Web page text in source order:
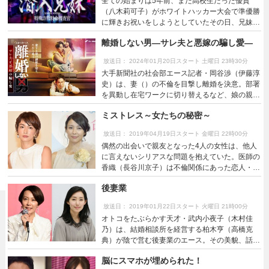
同盟」を結成。それぞれの夫への“交換復讐”を誓
うのだった。＜公式サイトより＞
（山口祥行）ら日本最大の任侠団体「侠和会」の
面々。 氷室と田村は、マスクをはぎ取りながら
走り去る怪しげな3人を、車から飛び降り猛追
り残された1人を拘束する。しかし見た目はごく
普通の若者で…。 若者曰く、3人は今日が初対面
だといい、意図せず闇バイトに巻き込まれたよう
だ。「間違いねえ、トクリュウだ」…敵がトクリ
ュウだと悟り、壊滅すべく動き出す氷室と田村。
新たな戦いが今始まろうとしていた――！＜公式
サイトより＞
（八木莉可子）がホワイトハッカー大会で準優勝
に輝きお祝いをしようとしていたその日、兄妹の
目の前で、父・貴司が正体不明の人物に殺害され
た。母を早くに亡くしている兄妹にとって父はか
てしまった優貴のためにも父のあだを討つことを
誓った貴一は、警察を辞め、優貴と2人で犯人を
追い始めた。しかし、犯人が男か女かも分からな
い。ただ1つの手掛かりは、手の甲に“鳳凰”のタ
兄妹はようやく、ある犯罪組織にたどり着く。あ
りとあらゆる詐欺を手掛け、推定被害額は120億
以上、日本最大級の特殊詐欺グループ「幻獣」。
そのトップに君臨するのが“鳳凰”。貴一（竜星
涼）と優貴は“鳳凰”の正体を突き止めるべく、身
分を偽って「幻獣」に潜入。組織の一員として動
きながら“鳳凰”に近づこうとするが…。
離婚しない男―サレ夫と悪嫁の騙し愛―
放送日： 2024年01月20日スタート 土曜日 23時30分
大手新聞社の社会部エース記者・岡谷渉（伊藤淳
史）は、妻（）の不倫を目撃し離婚を決意。部署
を異動し在宅ワークに切り替えるなど、娘の親権
を獲得するべく着々と準備を進めるが、相談した
敏腕弁護士（水野美紀）から「父親の親権の獲得
不倫相手（小池徹平）には秘められた過去が
―？ 渉は相棒となった探偵の男（佐藤大樹）
とともに、妻の不倫の証拠集めに勤しみ、勝率1
割の困難な戦いに挑む。
ミストレス～女たちの秘密～
放送日： 2019年04月19日スタート 金曜日 22時00分
偶然の出会いで親友となった4人の女性は、他人
に言えないシリアスな問題を抱えていた。医師の
香織（長谷川京子）は不倫関係にあった恋人・木
戸が自殺。木戸の息子・貴志から父の自殺に関係
していると疑われるものの、次第に二人は激しく
外で消息不明となり、最近その死亡が認められ保
険金が支払われた。そして、新しい男性と出会い
恋に心を奪われている。会社員の冴子（玄理）は
夫が無精子症だとわかり夫婦の心がすれ違う中、
里（大政絢）は結婚を控えたレズビアン女性と知
後妻業
放送日： 2019年01月22日スタート 火曜日 21時00分
オトコをたぶらかす天才・武内小夜子（木村佳
乃）は、結婚相談所を経営する柏木亨（高橋克
典）が陰で営む後妻業のエース。その美貌、話
術、度胸で数々のオトコを虜にし、後妻としてそ
の最期を“看取り”、遺産を手に入れてきた。そん
脳にスマホが埋められた！